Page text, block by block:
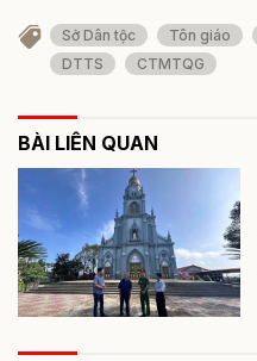
Sở Dân tộc Tôn giáo
DTTS
CTMTQG
BÀI LIÊN QUAN